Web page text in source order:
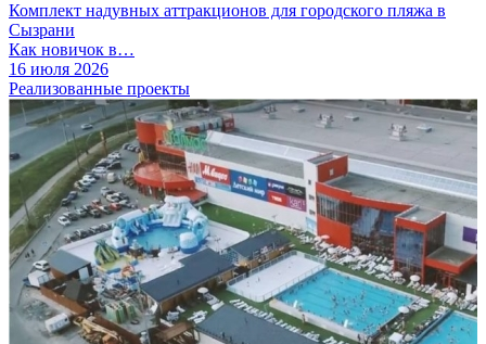
Комплект надувных аттракционов для городского пляжа в
Сызрани
Как новичок в…
16 июля 2026
Реализованные проекты